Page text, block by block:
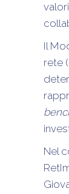
Il
rete
Nel